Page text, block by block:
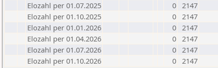
Elozahl per 01.07.2025
0 2147
Elozahl per 01.10.2025
0 2147
Elozahl per 01.01.2026
0 2147
Elozahl per 01.04.2026
0 2147
Elozahl per 01.07.2026
0 2147
Elozahl per 01.10.2026
0 2147